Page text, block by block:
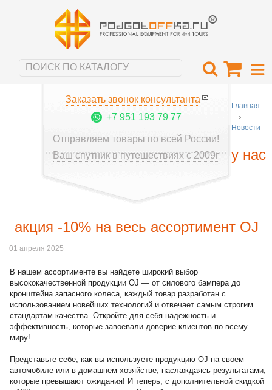
Заказать звонок консультанта
+7 951 193 79 77
Отправляем товары по всей России!
Ваш спутник в путешествиях с 2009г
Главная
Новости
у нас
акция -10% на весь ассортимент OJ
01 апреля 2025
В нашем ассортименте вы найдете широкий выбор
высококачественной продукции OJ — от силового бампера до
кронштейна запасного колеса, каждый товар разработан с
использованием новейших технологий и отвечает самым строгим
стандартам качества. Откройте для себя надежность и
эффективность, которые завоевали доверие клиентов по всему
миру!
Представьте себе, как вы используете продукцию OJ на своем
автомобиле или в домашнем хозяйстве, наслаждаясь результатами,
которые превышают ожидания! И теперь, с дополнительной скидкой